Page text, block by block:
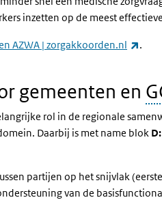
inzetten op de meest
AZWA | zorgakkoorden.nl .
gemeenten en
rol in de regionale
Daarbij is met name blok
partijen op het snijvlak
van de